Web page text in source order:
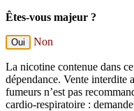
Êtes-vous majeur ?
Oui Non
La nicotine contenue dans
dépendance. Vente interdite
fumeurs n’est pas
cardio-respiratoire :